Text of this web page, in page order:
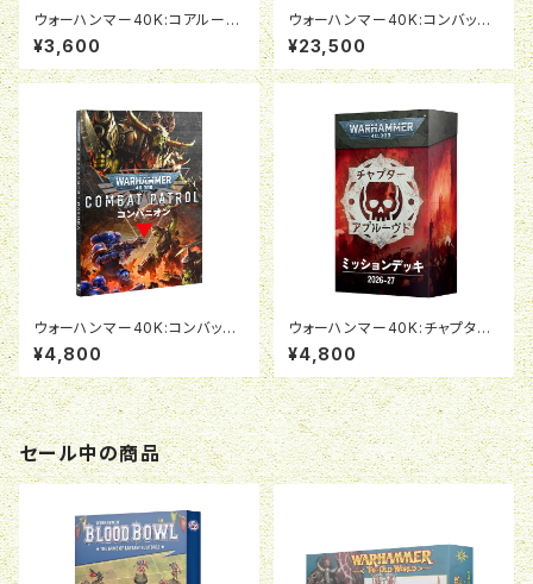
ウォーハンマー40K:コアルール
（日本語版）
¥3,600
ウォーハンマー40K:コンバット
パトロール:グレイナイト
¥23,500
ウォーハンマー40K:コンバット
パトロール・コンパニオン（日本
語版）
¥4,800
ウォーハンマー40K:チャプター
アプルーブド ミッションデッキ2
026-27（日本語版）
¥4,800
セール中の商品